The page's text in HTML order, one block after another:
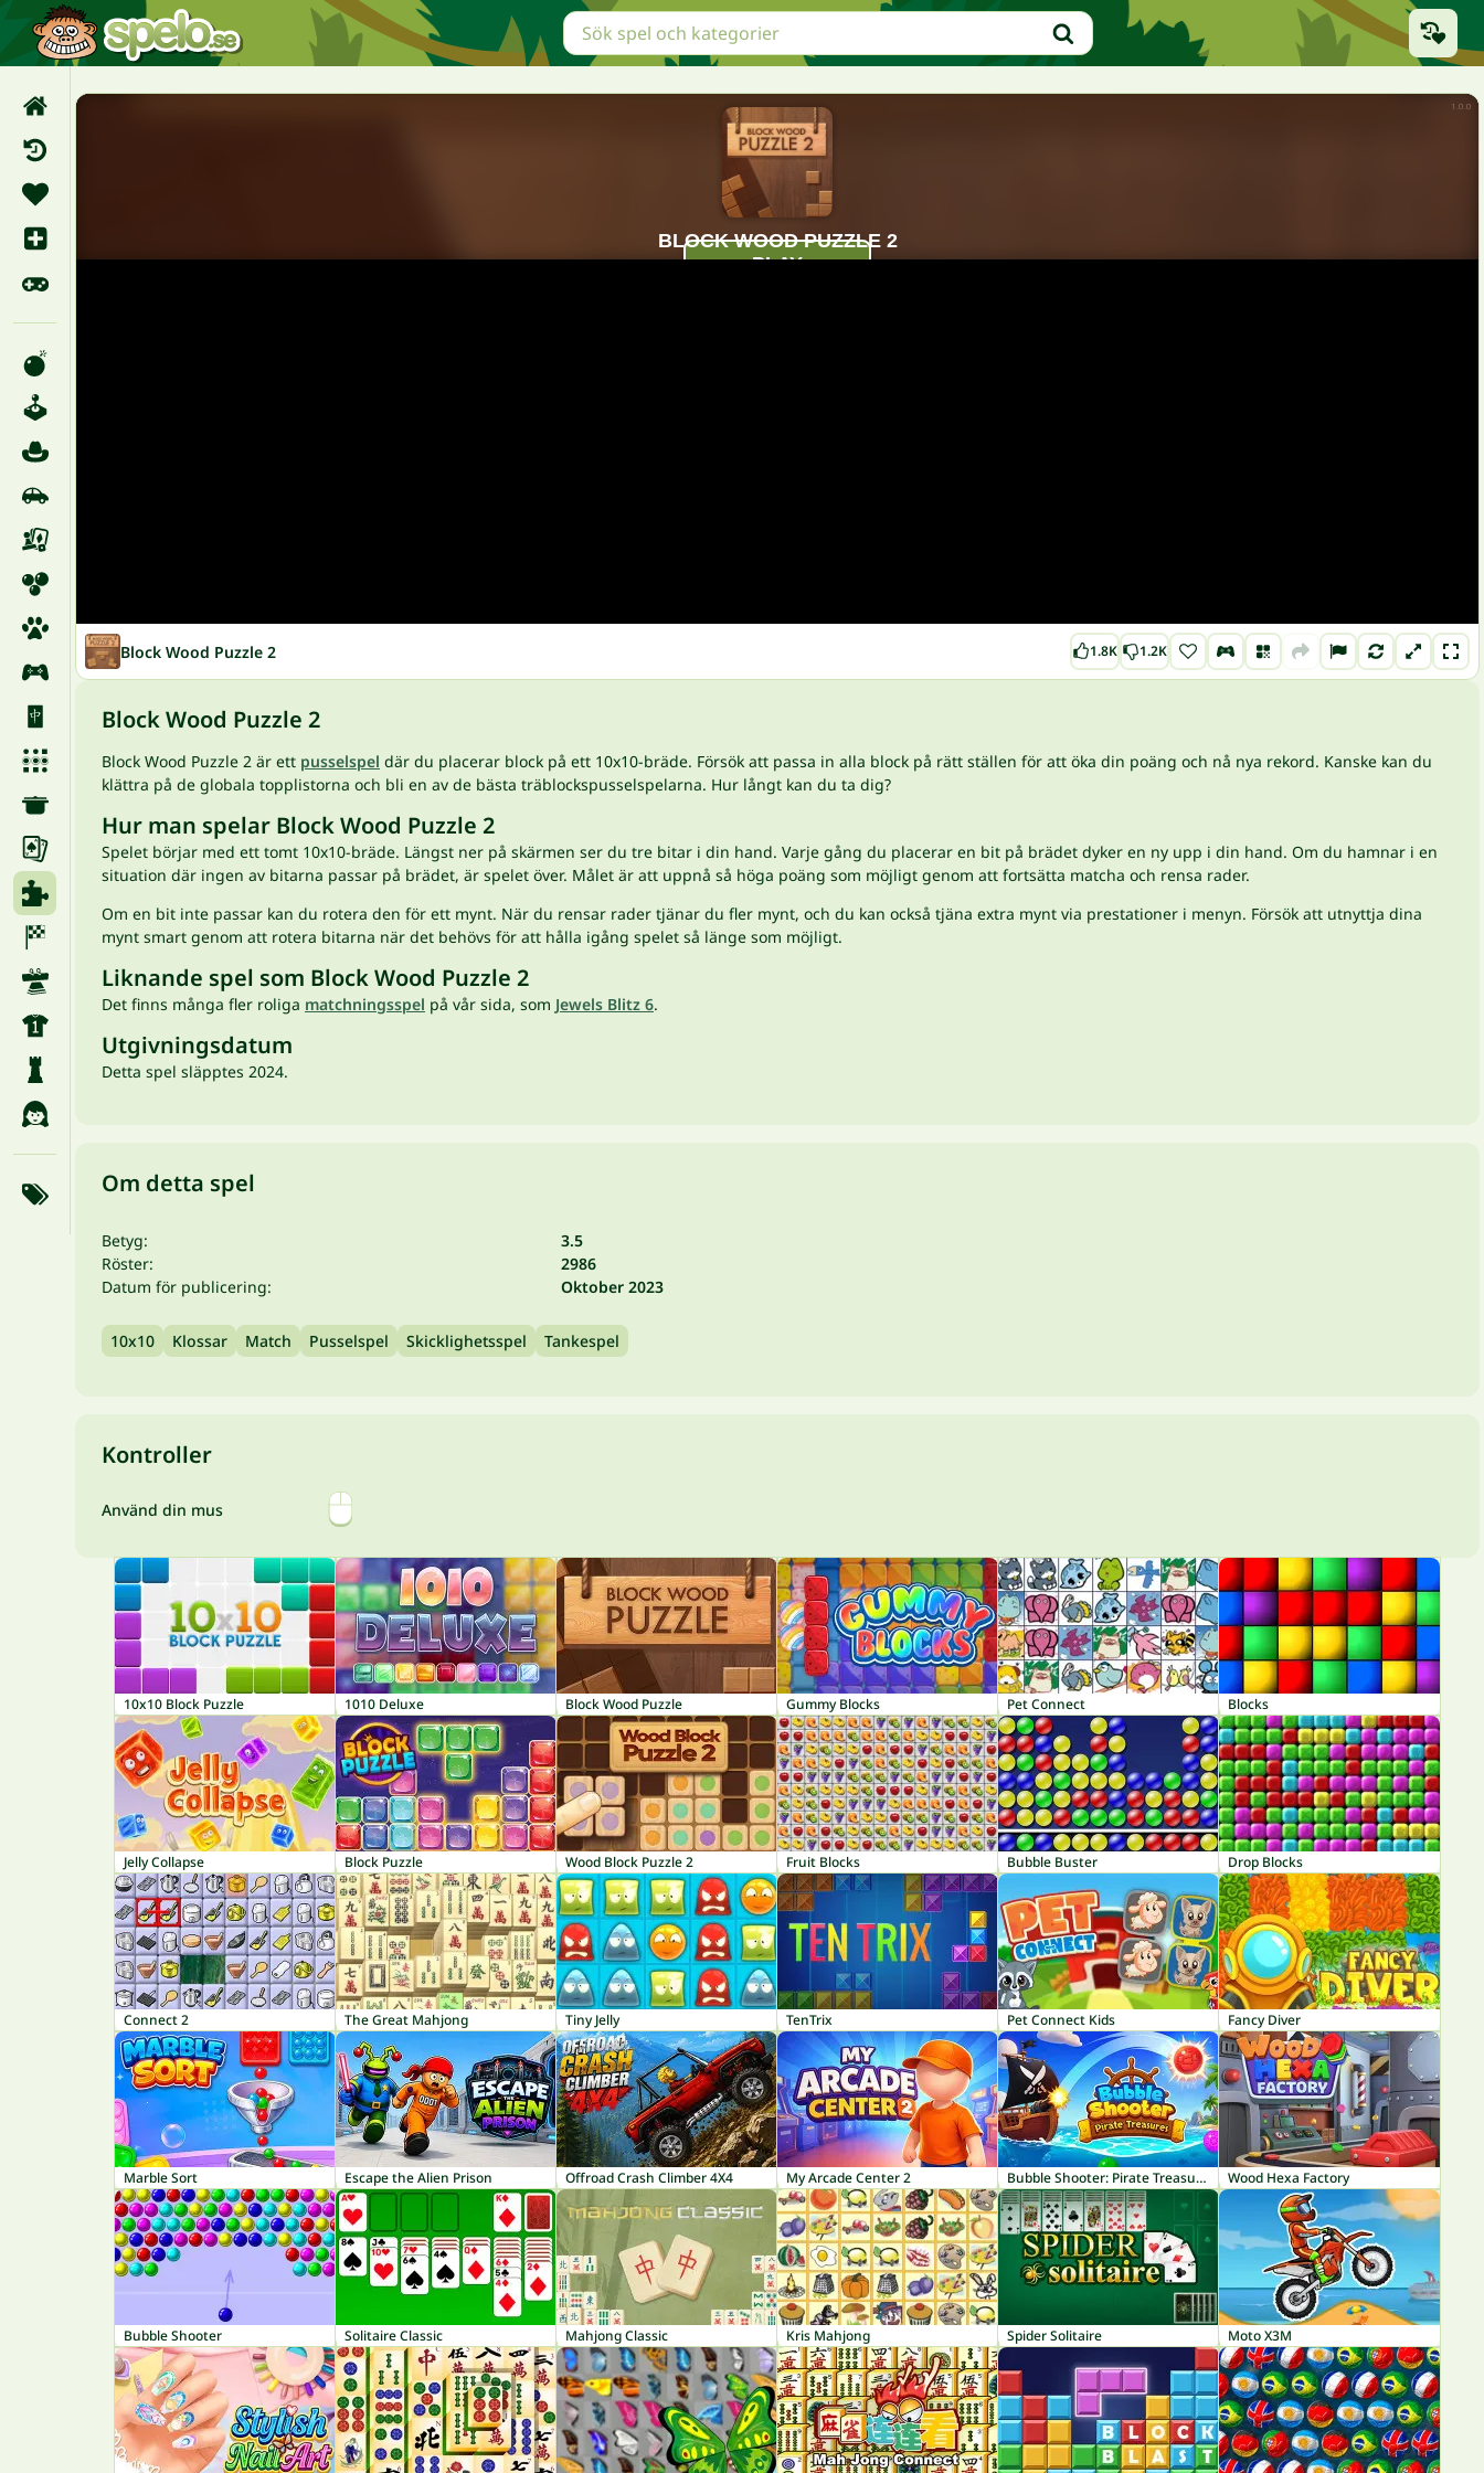
Block Wood Puzzle 2 1.8K 1.2K
Block Wood Puzzle 2
Block Wood Puzzle 2 är ett pusselspel där du placerar block på ett 10x10-bräde. Försök att passa in alla block på rätt ställen för att öka din poäng och nå nya rekord. Kanske kan du
klättra på de globala topplistorna och bli en av de bästa träblockspusselspelarna. Hur långt kan du ta dig?
Hur man spelar Block Wood Puzzle 2
Spelet börjar med ett tomt 10x10-bräde. Längst ner på skärmen ser du tre bitar i din hand. Varje gång du placerar en bit på brädet dyker en ny upp i din hand. Om du hamnar i en
situation där ingen av bitarna passar på brädet, är spelet över. Målet är att uppnå så höga poäng som möjligt genom att fortsätta matcha och rensa rader.
Om en bit inte passar kan du rotera den för ett mynt. När du rensar rader tjänar du fler mynt, och du kan också tjäna extra mynt via prestationer i menyn. Försök att utnyttja dina
mynt smart genom att rotera bitarna när det behövs för att hålla igång spelet så länge som möjligt.
Liknande spel som Block Wood Puzzle 2
Det finns många fler roliga matchningsspel på vår sida, som Jewels Blitz 6.
Utgivningsdatum
Detta spel släpptes 2024.
Om detta spel
Betyg:
3.5
Röster:
2986
Datum för publicering:
Oktober 2023
10x10 Klossar Match Pusselspel Skicklighetsspel Tankespel
Kontroller
Använd din mus
10x10 Block Puzzle 1010 Deluxe Block Wood Puzzle Gummy Blocks Pet Connect Blocks
Jelly Collapse Block Puzzle Wood Block Puzzle 2 Fruit Blocks Bubble Buster Drop Blocks
Connect 2 The Great Mahjong Tiny Jelly TenTrix Pet Connect Kids Fancy Diver
Marble Sort Escape the Alien Prison Offroad Crash Climber 4X4 My Arcade Center 2 Bubble Shooter: Pirate Treasures Wood Hexa Factory
Bubble Shooter Solitaire Classic Mahjong Classic Kris Mahjong Spider Solitaire Moto X3M